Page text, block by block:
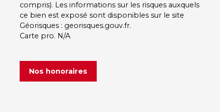
compris). Les informations sur les risques auxquels
ce bien est exposé sont disponibles sur le site
Géorisques : georisques.gouv.fr.
Carte pro. N/A
Nos honoraires